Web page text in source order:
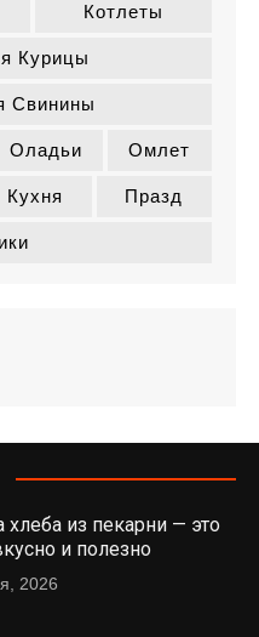
Котлеты
Курицы
Свинины
Оладьи Омлет
Кухня Празд
хлеба из пекарни — это
и полезно
2026